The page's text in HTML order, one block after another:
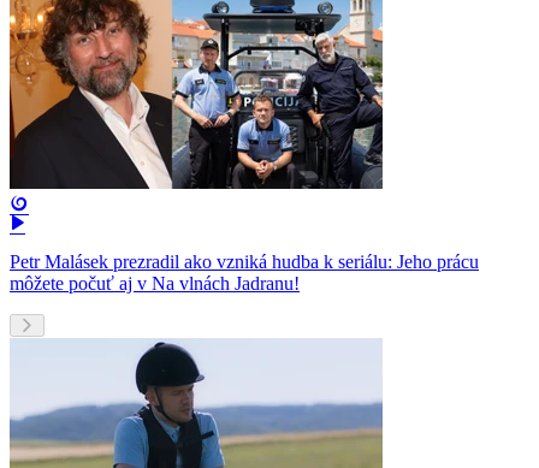
Petr Malásek prezradil ako vzniká hudba k seriálu: Jeho prácu
môžete počuť aj v Na vlnách Jadranu!